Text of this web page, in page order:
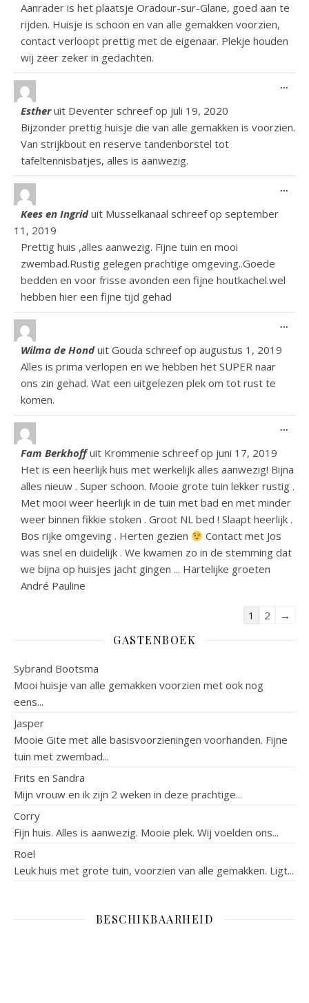
Aanrader is het plaatsje Oradour-sur-Glane, goed aan te
rijden. Huisje is schoon en van alle gemakken voorzien,
contact verloopt prettig met de eigenaar. Plekje houden
wij zeer zeker in gedachten.
Esther uit Deventer schreef op juli 19, 2020
Bijzonder prettig huisje die van alle gemakken is voorzien.
Van strijkbout en reserve tandenborstel tot
tafeltennisbatjes, alles is aanwezig.
...
Kees en Ingrid uit Musselkanaal schreef op september
11, 2019
Prettig huis ,alles aanwezig. Fijne tuin en mooi
zwembad.Rustig gelegen prachtige omgeving..Goede
bedden en voor frisse avonden een fijne houtkachel.wel
hebben hier een fijne tijd gehad
...
Wilma de Hond uit Gouda schreef op augustus 1, 2019
Alles is prima verlopen en we hebben het SUPER naar
ons zin gehad. Wat een uitgelezen plek om tot rust te
komen.
...
Fam Berkhoff uit Krommenie schreef op juni 17, 2019
Het is een heerlijk huis met werkelijk alles aanwezig! Bijna
alles nieuw . Super schoon. Mooie grote tuin lekker rustig .
Met mooi weer heerlijk in de tuin met bad en met minder
weer binnen fikkie stoken . Groot NL bed ! Slaapt heerlijk .
Bos rijke omgeving . Herten gezien
Contact met Jos
was snel en duidelijk . We kwamen zo in de stemming dat
we bijna op huisjes jacht gingen ... Hartelijke groeten
André Pauline
...
Navigatie
1 2 →
GASTENBOEK
Sybrand Bootsma
Mooi huisje van alle gemakken voorzien met ook nog
eens...
Jasper
Mooie Gite met alle basisvoorzieningen voorhanden. Fijne
tuin met zwembad...
Frits en Sandra
Mijn vrouw en ik zijn 2 weken in deze prachtige...
Corry
Fijn huis. Alles is aanwezig. Mooie plek. Wij voelden ons...
Roel
Leuk huis met grote tuin, voorzien van alle gemakken. Ligt...
BESCHIKBAARHEID